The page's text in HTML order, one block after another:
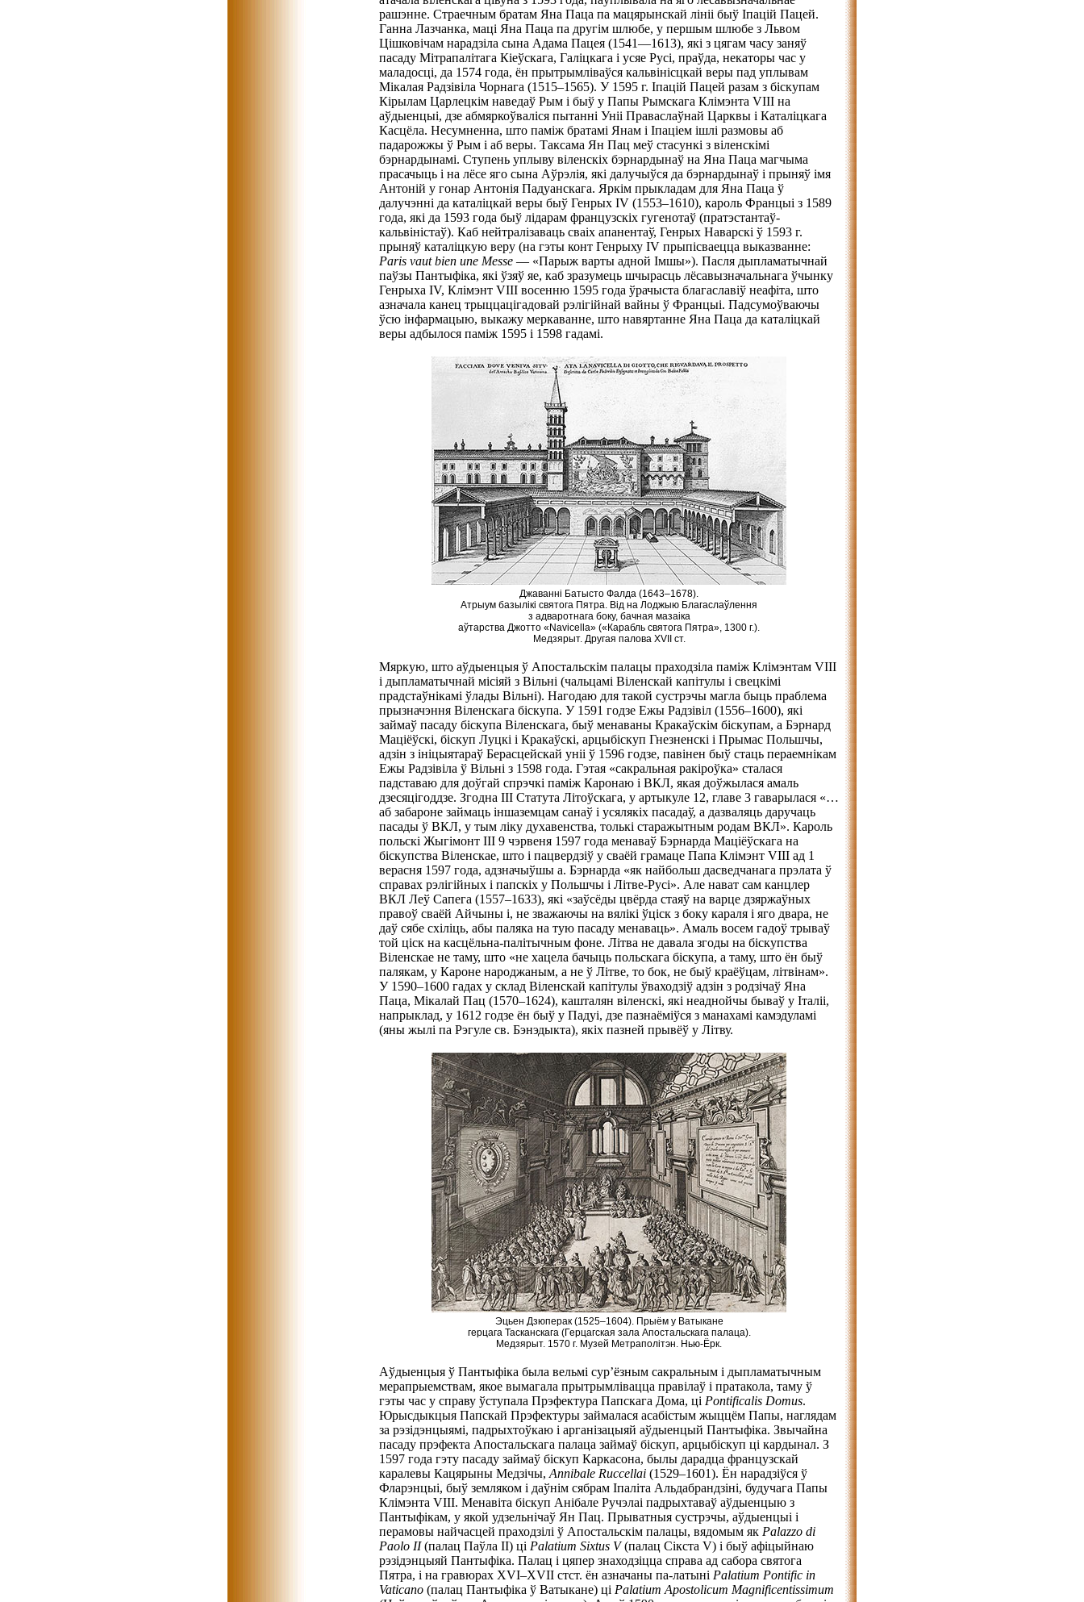
рашэнне. Страечным братам Яна Паца па мацярынскай лініі быў Іпацій Пацей.
Ганна Лазчанка, маці Яна Паца па другім шлюбе, у першым шлюбе з Львом
Цішковічам нарадзіла сына Адама Пацея (1541—1613), які з цягам часу заняў
пасаду Мітрапалітага Кіеўскага, Галіцкага і усяе Русі, праўда, некаторы час у
маладосці, да 1574 года, ён прытрымліваўся кальвінісцкай веры пад уплывам
Мікалая Радзівіла Чорнага (1515–1565). У 1595 г. Іпацій Пацей разам з біскупам
Кірылам Царлецкім наведаў Рым і быў у Папы Рымскага Клімэнта VIII на
аўдыенцыі, дзе абмяркоўваліся пытанні Уніі Праваслаўнай Царквы і Каталіцкага
Касцёла. Несумненна, што паміж братамі Янам і Іпаціем ішлі размовы аб
падарожжы ў Рым і аб веры. Таксама Ян Пац меў стасункі з віленскімі
бэрнардынамі. Ступень уплыву віленскіх бэрнардынаў на Яна Паца магчыма
прасачыць і на лёсе яго сына Аўрэлія, які далучыўся да бэрнардынаў і прыняў імя
Антоній у гонар Антонія Падуанскага. Яркім прыкладам для Яна Паца ў
далучэнні да каталіцкай веры быў Генрых IV (1553–1610), кароль Францыі з 1589
года, які да 1593 года быў лідарам французскіх гугенотаў (пратэстантаў-
кальвіністаў). Каб нейтралізаваць сваіх апанентаў, Генрых Наварскі ў 1593 г.
прыняў каталіцкую веру (на гэты конт Генрыху IV прыпісваецца выказванне:
Paris vaut bien une Messe — «Парыж варты адной Імшы»). Пасля дыпламатычнай
паўзы Пантыфіка, які ўзяў яе, каб зразумець шчырасць лёсавызначальнага ўчынку
Генрыха IV, Клімэнт VIII восенню 1595 года ўрачыста благаславіў неафіта, што
азначала канец трыццацігадовай рэлігійнай вайны ў Францыі. Падсумоўваючы
ўсю інфармацыю, выкажу меркаванне, што навяртанне Яна Паца да каталіцкай
веры адбылося паміж 1595 і 1598 гадамі.
Джаванні Батысто Фалда (1643–1678).
Атрыум базылікі святога Пятра. Від на Лоджыю Благаслаўлення
з адваротнага боку, бачная мазаіка
аўтарства Джотто «Navicella» («Карабль святога Пятра», 1300 г.).
Медзярыт. Другая палова XVII ст.
Мяркую, што аўдыенцыя ў Апостальскім палацы праходзіла паміж Клімэнтам VIII
і дыпламатычнай місіяй з Вільні (чальцамі Віленскай капітулы і свецкімі
прадстаўнікамі ўлады Вільні). Нагодаю для такой сустрэчы магла быць праблема
прызначэння Віленскага біскупа. У 1591 годзе Ежы Радзівіл (1556–1600), які
займаў пасаду біскупа Віленскага, быў менаваны Кракаўскім біскупам, а Бэрнард
Маціёўскі, біскуп Луцкі і Кракаўскі, арцыбіскуп Гнезненскі і Прымас Польшчы,
адзін з ініцыятараў Берасцейскай уніі ў 1596 годзе, павінен быў стаць пераемнікам
Ежы Радзівіла ў Вільні з 1598 года. Гэтая «сакральная ракіроўка» сталася
падставаю для доўгай спрэчкі паміж Каронаю і ВКЛ, якая доўжылася амаль
дзесяцігоддзе. Згодна ІІІ Статута Літоўскага, у артыкуле 12, главе 3 гаварылася «…
аб забароне займаць іншаземцам санаў і усялякіх пасадаў, а дазваляць даручаць
пасады ў ВКЛ, у тым ліку духавенства, толькі старажытным родам ВКЛ». Кароль
польскі Жыгімонт ІІІ 9 чэрвеня 1597 года менаваў Бэрнарда Маціёўскага на
біскупства Віленскае, што і пацвердзіў у сваёй грамаце Папа Клімэнт VIII ад 1
верасня 1597 года, адзначыўшы а. Бэрнарда «як найбольш дасведчанага прэлата ў
справах рэлігійных і папскіх у Польшчы і Літве-Русі». Але нават сам канцлер
ВКЛ Леў Сапега (1557–1633), які «заўсёды цвёрда стаяў на варце дзяржаўных
правоў сваёй Айчыны і, не зважаючы на вялікі ўціск з боку караля і яго двара, не
даў сябе схіліць, абы паляка на тую пасаду менаваць». Амаль восем гадоў трываў
той ціск на касцёльна-палітычным фоне. Літва не давала згоды на біскупства
Віленскае не таму, што «не хацела бачыць польскага біскупа, а таму, што ён быў
палякам, у Кароне народжаным, а не ў Літве, то бок, не быў краёўцам, літвінам».
У 1590–1600 гадах у склад Віленскай капітулы ўваходзіў адзін з родзічаў Яна
Паца, Мікалай Пац (1570–1624), кашталян віленскі, які неаднойчы бываў у Італіі,
напрыклад, у 1612 годзе ён быў у Падуі, дзе пазнаёміўся з манахамі камэдуламі
(яны жылі па Рэгуле св. Бэнэдыкта), якіх пазней прывёў у Літву.
Эцьен Дзюперак (1525–1604). Прыём у Ватыкане
герцага Тасканскага (Герцагская зала Апостальскага палаца).
Медзярыт. 1570 г. Музей Метраполітэн. Нью-Ёрк.
Аўдыенцыя ў Пантыфіка была вельмі сур’ёзным сакральным і дыпламатычным
мерапрыемствам, якое вымагала прытрымлівацца правілаў і пратакола, таму ў
гэты час у справу ўступала Прэфектура Папскага Дома, ці Pontificalis Domus.
Юрысдыкцыя Папскай Прэфектуры займалася асабістым жыццём Папы, наглядам
за рэзідэнцыямі, падрыхтоўкаю і арганізацыяй аўдыенцый Пантыфіка. Звычайна
пасаду прэфекта Апостальскага палаца займаў біскуп, арцыбіскуп ці кардынал. З
1597 года гэту пасаду займаў біскуп Каркасона, былы дарадца французскай
каралевы Кацярыны Медзічы, Annibale Ruccellai (1529–1601). Ён нарадзіўся ў
Фларэнцыі, быў земляком і даўнім сябрам Іпаліта Альдабрандзіні, будучага Папы
Клімэнта VIII. Менавіта біскуп Анібале Ручэлаі падрыхтаваў аўдыенцыю з
Пантыфікам, у якой удзельнічаў Ян Пац. Прыватныя сустрэчы, аўдыенцыі і
перамовы найчасцей праходзілі ў Апостальскім палацы, вядомым як Palazzo di
Paolo II(палац Паўла ІІ) ці Palatium Sixtus V(палац Сікста V) і быў афіцыйнаю
рэзідэнцыяй Пантыфіка. Палац і цяпер знаходзіцца справа ад сабора святога
Пятра, і на гравюрах XVI–XVII стст. ён азначаны па-латыні Palatium Pontific in
Vaticano (палац Пантыфіка ў Ватыкане) ці Рalatium Apostolicum Мagnificentissimum